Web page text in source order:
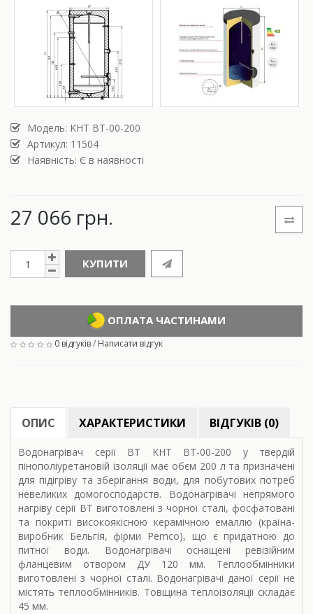
Модель: KHT BT-00-200
Артикул: 11504
Наявність: Є в наявності
27 066 грн.
КУПИТИ
ОПЛАТА ЧАСТИНАМИ
0 відгуків/ Написати відгук
ОПИС ХАРАКТЕРИСТИКИ ВІДГУКІВ (0)
Водонагрівач серії ВТ KHT BT-00-200 у твердій
пінополіуретановій ізоляції має обєм 200 л та призначені
для підігріву та зберігання води, для побутових потреб
невеликих домогосподарств. Водонагрівачі непрямого
нагріву серії ВТ виготовлені з чорної сталі, фосфатовані
та покриті високоякісною керамічною емаллю (країна-
виробник Бельгія, фірми Pemco), що є придатною до
питної води. Водонагрівачі оснащені ревізійним
фланцевим отвором ДУ 120 мм. Теплообмінники
виготовлені з чорної сталі. Водонагрівачі даної серії не
містять теплообмінників. Товщина теплоізоляції складає
45 мм.